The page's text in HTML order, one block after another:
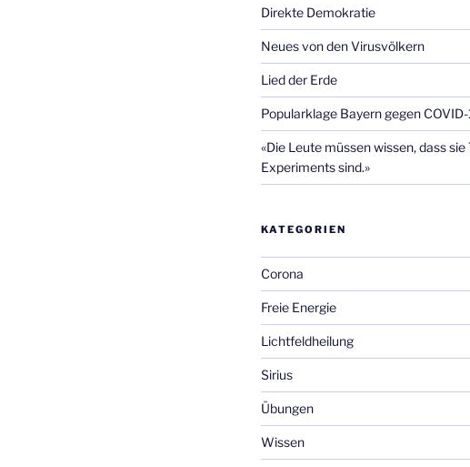
Direkte Demokratie
Neues von den Virusvölkern
Lied der Erde
Popularklage Bayern gegen
«Die Leute müssen wissen, dass sie
Experiments sind.»
KATEGORIEN
Corona
Freie Energie
Lichtfeldheilung
Sirius
Übungen
Wissen